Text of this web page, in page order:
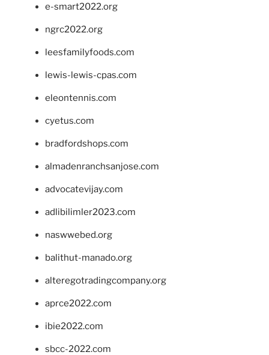
e-smart2022.org
ngrc2022.org
leesfamilyfoods.com
lewis-lewis-cpas.com
eleontennis.com
cyetus.com
bradfordshops.com
almadenranchsanjose.com
advocatevijay.com
adlibilimler2023.com
naswwebed.org
balithut-manado.org
alteregotradingcompany.org
aprce2022.com
ibie2022.com
sbcc-2022.com